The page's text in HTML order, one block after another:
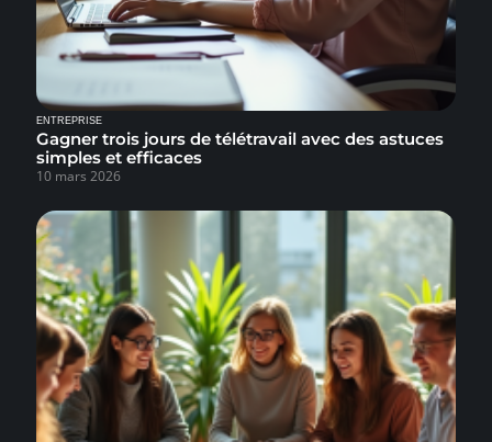
ENTREPRISE
Gagner trois jours de télétravail avec des astuces
simples et efficaces
10 mars 2026